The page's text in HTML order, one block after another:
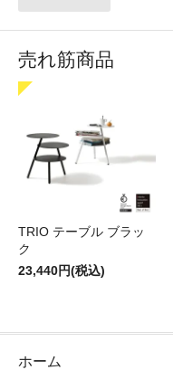
売れ筋商品
TRIO テーブル ブラッ
ク
23,440円(税込)
ホーム